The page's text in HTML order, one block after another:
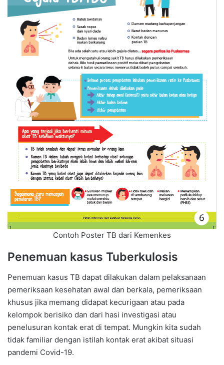
Contoh Poster TB dari Kemenkes
Penemuan kasus Tuberkulosis
Penemuan kasus TB dapat dilakukan dalam pelaksanaan
pemeriksaan kesehatan awal dan berkala, pemeriksaan
khusus jika memang didapat kecurigaan atau pada
kelompok berisiko dan dari hasi investigasi atau
penelusuran kontak erat di tempat. Mungkin kita sudah
tidak familiar dengan istilah kontak erat akibat situasi
pandemi Covid-19.